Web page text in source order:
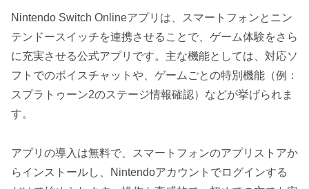
Nintendo Switch Onlineアプリは、スマートフォンとニン
テンドースイッチを連携させることで、ゲーム体験をさら
に充実させる公式アプリです。主な機能としては、対応ソ
フトでのボイスチャットや、ゲームごとの特別機能（例：
スプラトゥーン2のステージ情報確認）などが挙げられま
す。
アプリの導入は無料で、スマートフォンのアプリストアか
らインストールし、Nintendoアカウントでログインする